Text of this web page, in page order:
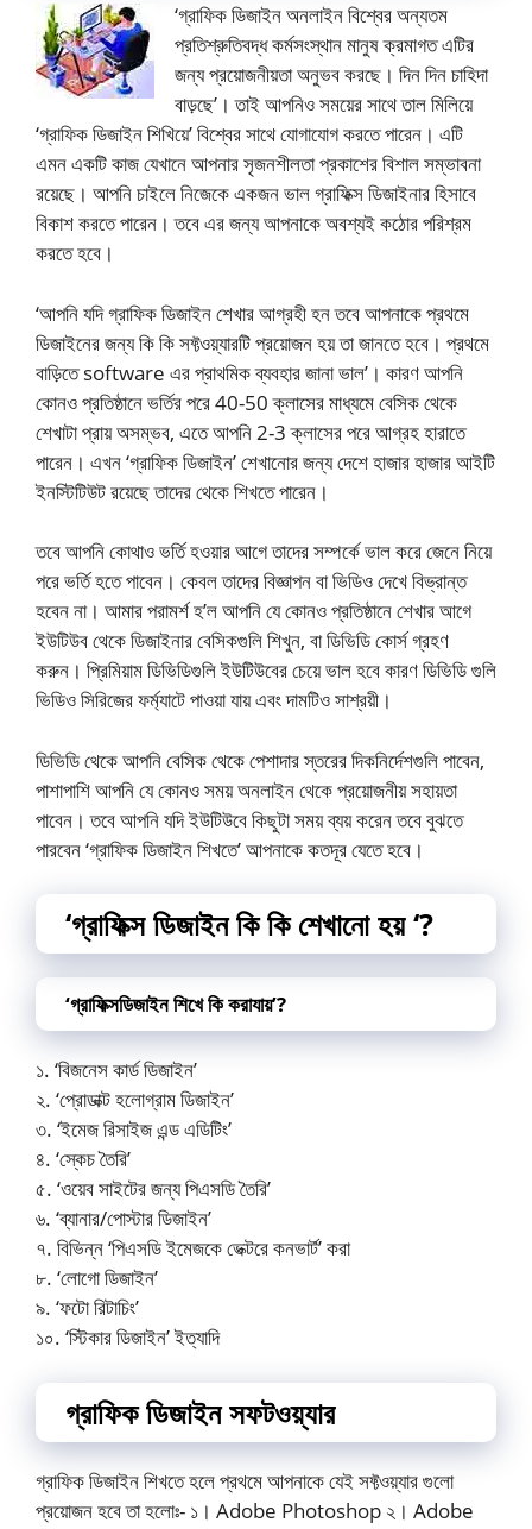
‘গ্রাফিক ডিজাইন অনলাইন বিশ্বের অন্যতম
প্রতিশ্রুতিবদ্ধ কর্মসংস্থান মানুষ ক্রমাগত এটির
জন্য প্রয়োজনীয়তা অনুভব করছে। দিন দিন চাহিদা
বাড়ছে’। তাই আপনিও সময়ের সাথে তাল মিলিয়ে
‘গ্রাফিক ডিজাইন শিখিয়ে’ বিশ্বের সাথে যোগাযোগ করতে পারেন। এটি
এমন একটি কাজ যেখানে আপনার সৃজনশীলতা প্রকাশের বিশাল সম্ভাবনা
রয়েছে। আপনি চাইলে নিজেকে একজন ভাল গ্রাফিক্স ডিজাইনার হিসাবে
বিকাশ করতে পারেন। তবে এর জন্য আপনাকে অবশ্যই কঠোর পরিশ্রম
করতে হবে।
‘আপনি যদি গ্রাফিক ডিজাইন শেখার আগ্রহী হন তবে আপনাকে প্রথমে
ডিজাইনের জন্য কি কি সফ্টওয়্যারটি প্রয়োজন হয় তা জানতে হবে। প্রথমে
বাড়িতে software এর প্রাথমিক ব্যবহার জানা ভাল’। কারণ আপনি
কোনও প্রতিষ্ঠানে ভর্তির পরে 40-50 ক্লাসের মাধ্যমে বেসিক থেকে
শেখাটা প্রায় অসম্ভব, এতে আপনি 2-3 ক্লাসের পরে আগ্রহ হারাতে
পারেন। এখন ‘গ্রাফিক ডিজাইন’ শেখানোর জন্য দেশে হাজার হাজার আইটি
ইনস্টিটিউট রয়েছে তাদের থেকে শিখতে পারেন।
তবে আপনি কোথাও ভর্তি হওয়ার আগে তাদের সম্পর্কে ভাল করে জেনে নিয়ে
পরে ভর্তি হতে পাবেন। কেবল তাদের বিজ্ঞাপন বা ভিডিও দেখে বিভ্রান্ত
হবেন না। আমার পরামর্শ হ’ল আপনি যে কোনও প্রতিষ্ঠানে শেখার আগে
ইউটিউব থেকে ডিজাইনার বেসিকগুলি শিখুন, বা ডিভিডি কোর্স গ্রহণ
করুন। প্রিমিয়াম ডিভিডিগুলি ইউটিউবের চেয়ে ভাল হবে কারণ ডিভিডি গুলি
ভিডিও সিরিজের ফর্ম্যাটে পাওয়া যায় এবং দামটিও সাশ্রয়ী।
ডিভিডি থেকে আপনি বেসিক থেকে পেশাদার স্তরের দিকনির্দেশগুলি পাবেন,
পাশাপাশি আপনি যে কোনও সময় অনলাইন থেকে প্রয়োজনীয় সহায়তা
পাবেন। তবে আপনি যদি ইউটিউবে কিছুটা সময় ব্যয় করেন তবে বুঝতে
পারবেন ‘গ্রাফিক ডিজাইন শিখতে’ আপনাকে কতদূর যেতে হবে।
‘গ্রাফিক্স ডিজাইন কি কি শেখানো হয় ‘?
‘গ্রাফিক্সডিজাইন শিখে কি করাযায়’?
১. ‘বিজনেস কার্ড ডিজাইন’
২. ‘প্রোডাক্ট হলোগ্রাম ডিজাইন’
৩. ‘ইমেজ রিসাইজ এন্ড এডিটিং’
৪. ‘স্কেচ তৈরি’
৫. ‘ওয়েব সাইটের জন্য পিএসডি তৈরি’
৬. ‘ব্যানার/পোস্টার ডিজাইন’
৭. বিভিন্ন ‘পিএসডি ইমেজকে ভেক্টরে কনভার্ট’ করা
৮. ‘লোগো ডিজাইন’
৯. ‘ফটো রিটাচিং’
১০. ‘স্টিকার ডিজাইন’ ইত্যাদি
গ্রাফিক ডিজাইন সফটওয়্যার
গ্রাফিক ডিজাইন শিখতে হলে প্রথমে আপনাকে যেই সফ্টওয়্যার গুলো
প্রয়োজন হবে তা হলোঃ- ১। Adobe Photoshop ২। Adobe